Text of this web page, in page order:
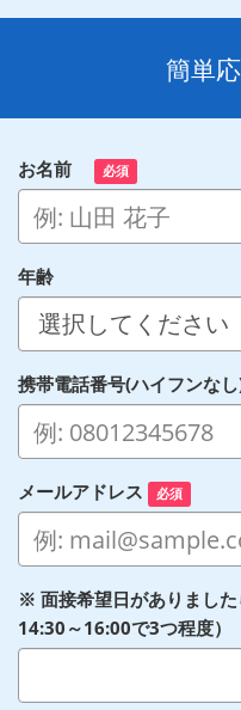
簡単
お名前 必須
年齢
携帯電話番号(ハイフンな
メールアドレス 必須
※ 面接希望日がありまし
14:30～16:00で3つ程度）